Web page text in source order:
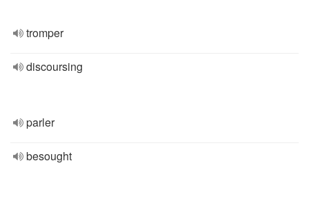
tromper
discoursing
parler
besought